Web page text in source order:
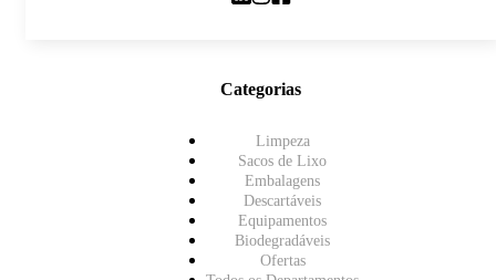
Categorias
Limpeza
Sacos de Lixo
Embalagens
Descartáveis
Equipamentos
Biodegradáveis
Ofertas